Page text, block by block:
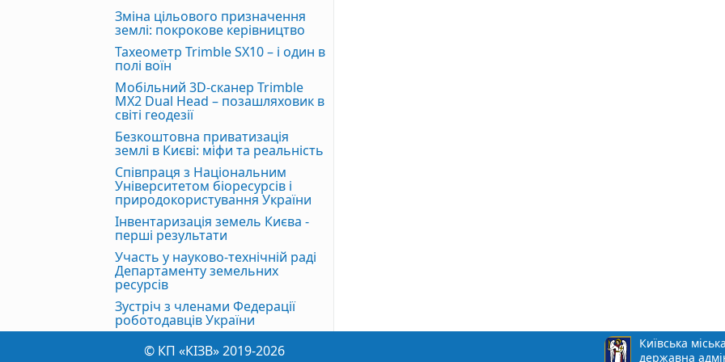
Зміна цільового призначення
землі: покрокове керівництво
Тахеометр Trimble SX10 – і один в
полі воїн
Мобільний 3D-сканер Trimble
MX2 Dual Head – позашляховик в
світі геодезії
Безкоштовна приватизація
землі в Києві: міфи та реальність
Співпраця з Національним
Університетом біоресурсів і
природокористування України
Інвентаризація земель Києва -
перші результати
Участь у науково-технічній раді
Департаменту земельних
ресурсів
Зустріч з членами Федерації
роботодавців України
© КП «КІЗВ» 2019-2026
Київська міська
державна